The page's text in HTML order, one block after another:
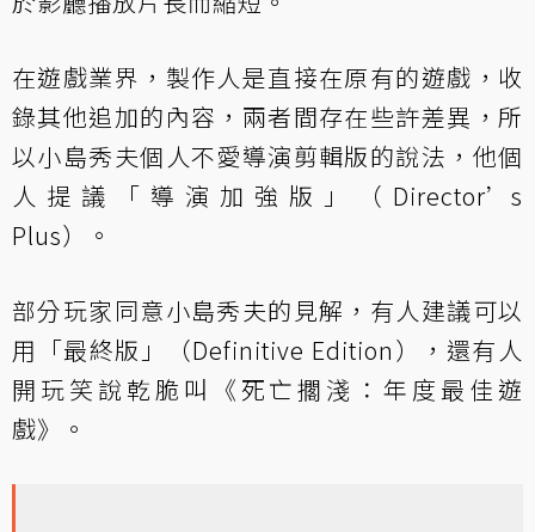
在遊戲業界，製作人是直接在原有的遊戲，收
錄其他追加的內容，兩者間存在些許差異，所
以小島秀夫個人不愛導演剪輯版的說法，他個
人提議「導演加強版」（Director’s
Plus）。
部分玩家同意小島秀夫的見解，有人建議可以
用「最終版」（Definitive Edition），還有人
開玩笑說乾脆叫《死亡擱淺：年度最佳遊
戲》。